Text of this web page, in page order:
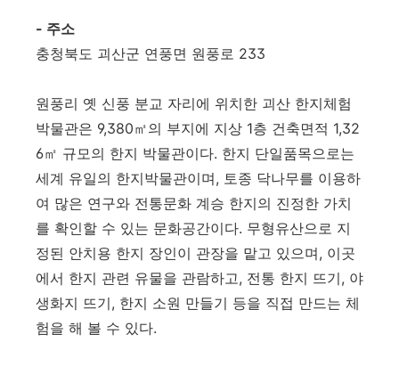
- 주소
충청북도 괴산군 연풍면 원풍로 233
원풍리 옛 신풍 분교 자리에 위치한 괴산 한지체험
박물관은 9,380㎡의 부지에 지상 1층 건축면적 1,32
6㎡ 규모의 한지 박물관이다. 한지 단일품목으로는
세계 유일의 한지박물관이며, 토종 닥나무를 이용하
여 많은 연구와 전통문화 계승 한지의 진정한 가치
를 확인할 수 있는 문화공간이다. 무형유산으로 지
정된 안치용 한지 장인이 관장을 맡고 있으며, 이곳
에서 한지 관련 유물을 관람하고, 전통 한지 뜨기, 야
생화지 뜨기, 한지 소원 만들기 등을 직접 만드는 체
험을 해 볼 수 있다.